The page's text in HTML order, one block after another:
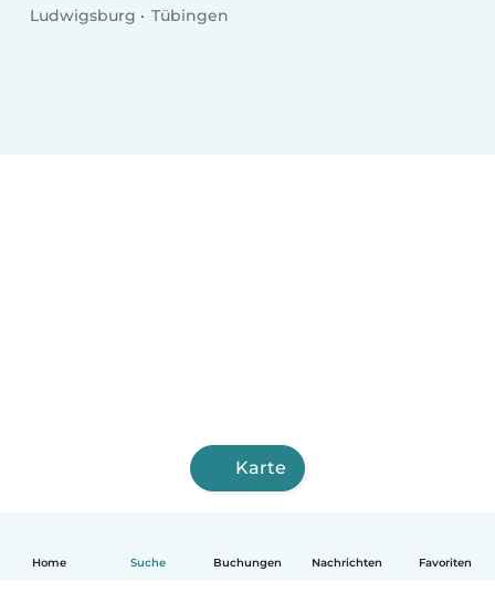
Home Suche Buchungen Nachrichten Favoriten
Ludwigsburg
Tübingen
Karte